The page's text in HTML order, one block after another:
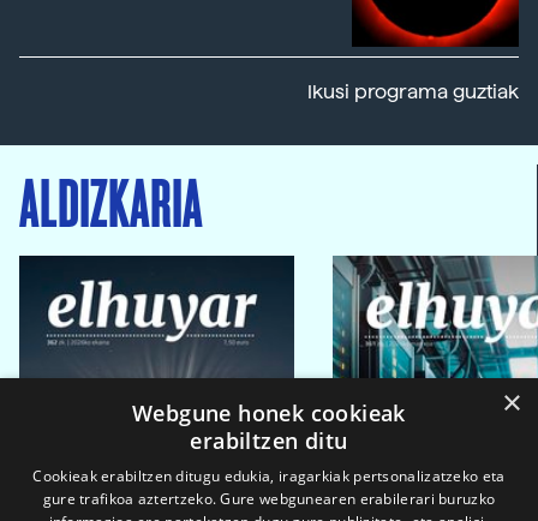
Ikusi programa guztiak
ALDIZKARIA
×
Webgune honek cookieak
erabiltzen ditu
Cookieak erabiltzen ditugu edukia, iragarkiak pertsonalizatzeko eta
gure trafikoa aztertzeko. Gure webgunearen erabilerari buruzko